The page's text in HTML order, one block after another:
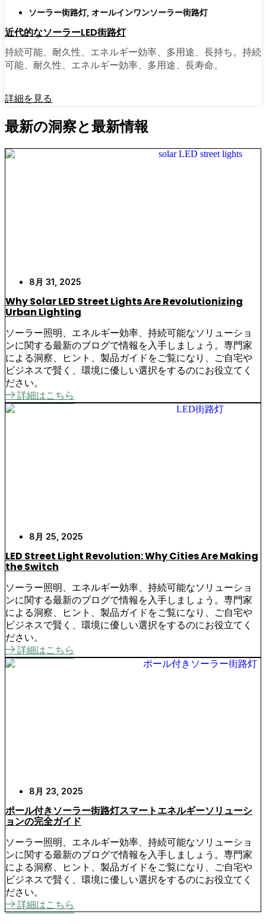
ソーラー街路灯, オールインワンソーラー街路灯
近代的なソーラーLED街路灯
持続可能、耐久性、エネルギー効率、多用途、長持ち。持続
可能、耐久性、エネルギー効率、多用途、長寿命。
詳細を見る
最新の洞察と最新情報
8月 31, 2025
Why Solar LED Street Lights Are Revolutionizing
Urban Lighting
ソーラー照明、エネルギー効率、持続可能なソリューショ
ンに関する最新のブログで情報を入手しましょう。専門家
による洞察、ヒント、製品ガイドをご覧になり、ご自宅や
ビジネスで賢く、環境に優しい選択をするのにお役立てく
ださい。
詳細はこちら
8月 25, 2025
LED Street Light Revolution: Why Cities Are Making
the Switch
ソーラー照明、エネルギー効率、持続可能なソリューショ
ンに関する最新のブログで情報を入手しましょう。専門家
による洞察、ヒント、製品ガイドをご覧になり、ご自宅や
ビジネスで賢く、環境に優しい選択をするのにお役立てく
ださい。
詳細はこちら
8月 23, 2025
ポール付きソーラー街路灯スマートエネルギーソリューシ
ョンの完全ガイド
ソーラー照明、エネルギー効率、持続可能なソリューショ
ンに関する最新のブログで情報を入手しましょう。専門家
による洞察、ヒント、製品ガイドをご覧になり、ご自宅や
ビジネスで賢く、環境に優しい選択をするのにお役立てく
ださい。
詳細はこちら